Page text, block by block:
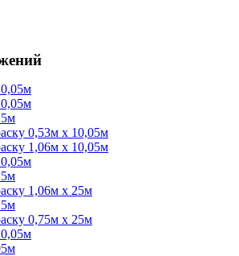
0,53м x 10,05м
1,06м х 10,05м
1,06м x 25м
0,75м x 25м